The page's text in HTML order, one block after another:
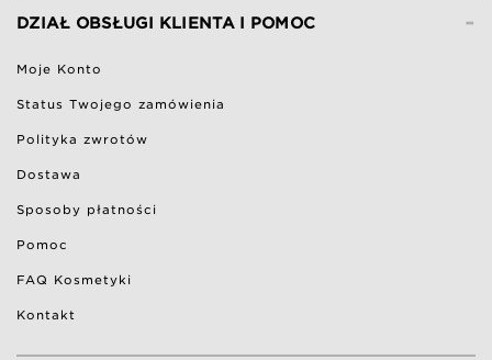
-
DZIAŁ OBSŁUGI KLIENTA I POMOC
Moje Konto
Status Twojego zamówienia
Polityka zwrotów
Dostawa
Sposoby płatności
Pomoc
FAQ Kosmetyki
Kontakt